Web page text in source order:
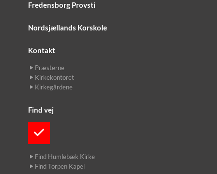
Fredensborg Provsti
Nordsjællands Korskole
Kontakt
Præsterne
Kirkekontoret
Kirkegårdene
Find vej
Find Humlebæk Kirke
Find Torpen Kapel